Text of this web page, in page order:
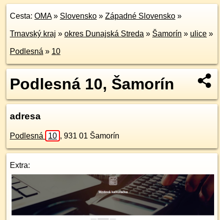
Cesta: OMA» Slovensko » Západné Slovensko »
Trnavský kraj » okres Dunajská Streda » Šamorín » ulice »
Podlesná » 10
Podlesná 10, Šamorín
adresa
Podlesná 10 , 931 01 Šamorín
Extra: